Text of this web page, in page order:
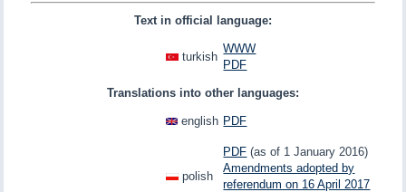
Text in official language:
turkish
WWW
PDF
Translations into other languages:
english PDF
polish
PDF (as of 1 January 2016)
Amendments adopted by
referendum on 16 April 2017